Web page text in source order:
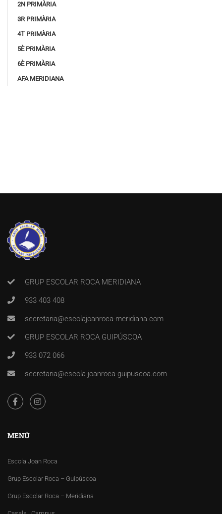
2N PRIMÀRIA
3R PRIMÀRIA
4T PRIMÀRIA
5È PRIMÀRIA
6È PRIMÀRIA
AFA MERIDIANA
GRUP ESCOLAR ROCA MERIDIANA
933 403 408
secretaria@escolajoanroca-meridiana.com
GRUP ESCOLAR ROCA GUIPÚSCOA
933 072 066
secretaria@escola-joanroca-guipuscoa.com
MENÚ
Escola Joan Roca
Grup Escolar Roca – Guipúscoa
Grup Escolar Roca – Meridiana